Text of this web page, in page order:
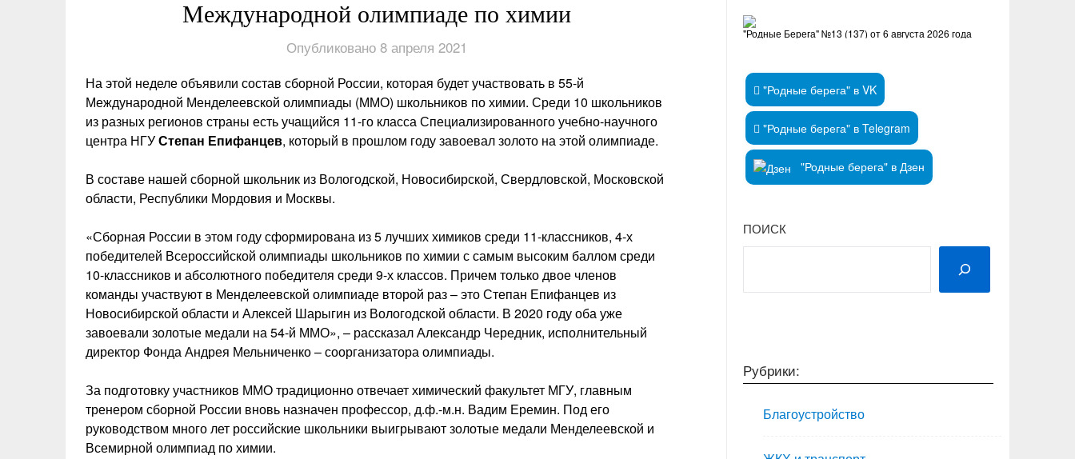
Международной олимпиаде по химии
Опубликовано 8 апреля 2021
На этой неделе объявили состав сборной России, которая будет участвовать в 55-й
Международной Менделеевской олимпиады (ММО) школьников по химии. Среди 10 школьников
из разных регионов страны есть учащийся 11-го класса Специализированного учебно-научного
центра НГУСтепан Епифанцев, который в прошлом году завоевал золото на этой олимпиаде.
В составе нашей сборной школьник из Вологодской, Новосибирской, Свердловской, Московской
области, Республики Мордовия и Москвы.
«Сборная России в этом году сформирована из 5 лучших химиков среди 11-классников, 4-х
победителей Всероссийской олимпиады школьников по химии с самым высоким баллом среди
10-классников и абсолютного победителя среди 9-х классов. Причем только двое членов
команды участвуют в Менделеевской олимпиаде второй раз – это Степан Епифанцев из
Новосибирской области и Алексей Шарыгин из Вологодской области. В 2020 году оба уже
завоевали золотые медали на 54-й ММО», – рассказал Александр Чередник, исполнительный
директор Фонда Андрея Мельниченко – соорганизатора олимпиады.
За подготовку участников ММО традиционно отвечает химический факультет МГУ, главным
тренером сборной России вновь назначен профессор, д.ф.-м.н. Вадим Еремин. Под его
руководством много лет российские школьники выигрывают золотые медали Менделеевской и
Всемирной олимпиад по химии.
"Родные Берега" №13 (137) от 6 августа 2026 года
"Родные берега" в VK
"Родные берега" в Telegram
"Родные берега" в Дзен
ПОИСК
Рубрики:
Благоустройство